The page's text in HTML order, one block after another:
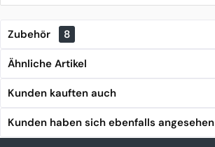
Zubehör 8
Ähnliche Artikel
Kunden kauften auch
Kunden haben sich ebenfalls angesehen